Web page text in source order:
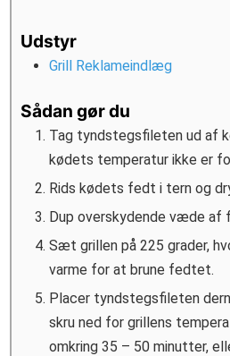
Udstyr
Grill Reklameindlæg
Sådan gør du
Tag tyndstegsfileten ud af
kødets temperatur ikke er
Rids kødets fedt i tern og
Dup overskydende væde af
Sæt grillen på 225 grader,
varme for at brune fedtet.
Placer tyndstegsfileten
skru ned for grillens
omkring 35 – 50 minutter,